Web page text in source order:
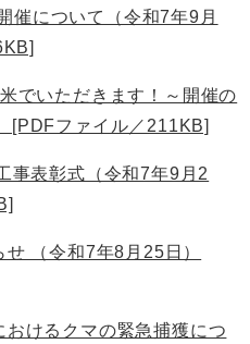
催について（令和7年9月
でいただきます！～開催の
[PDFファイル／211KB]
事表彰式（令和7年9月2
（令和7年8月25日）
けるクマの緊急捕獲につ